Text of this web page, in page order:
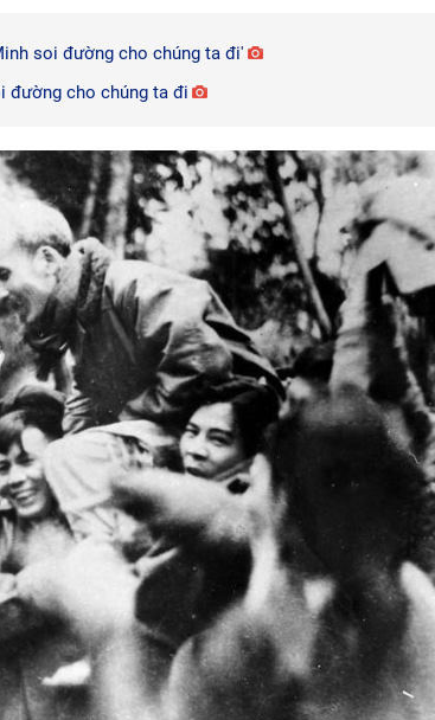
soi đường cho chúng ta đi'
đường cho chúng ta đi